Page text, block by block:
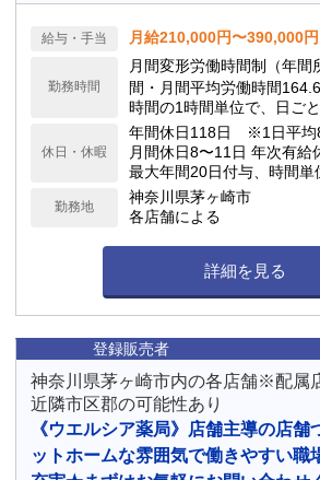
給与・手当 月給210,000円〜390,000円
勤務時間
月間変形労働時間制（年
間・月間平均労働時間
時間の1時間単位で、日ご
て勤務時間を設定します。
休日・休暇
年間休日118日 ※1日平均8
月間休日8〜11日 年次有給
最大年間20日付与、時間単
暇、子の看護休暇、介護休
勤務地
神奈川県茅ヶ崎市
各店舗による
詳細を見る
登録販売者
神奈川県茅ヶ崎市内の各店舗※配属
近隣市区郡の可能性あり
《ウエルシア薬局》店舗主導の店
ットホームな雰囲気で働きやすい職